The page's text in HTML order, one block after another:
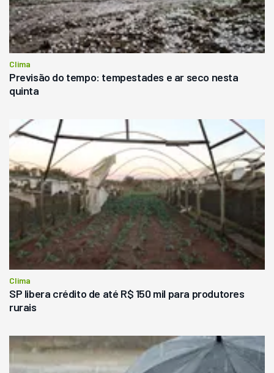
Clima
Previsão do tempo: tempestades e ar seco nesta
quinta
Clima
SP libera crédito de até R$ 150 mil para produtores
rurais